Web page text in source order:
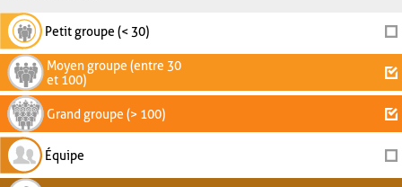
Petit groupe (< 30)
Moyen groupe (entre 30
et 100)
Grand groupe (> 100)
Équipe